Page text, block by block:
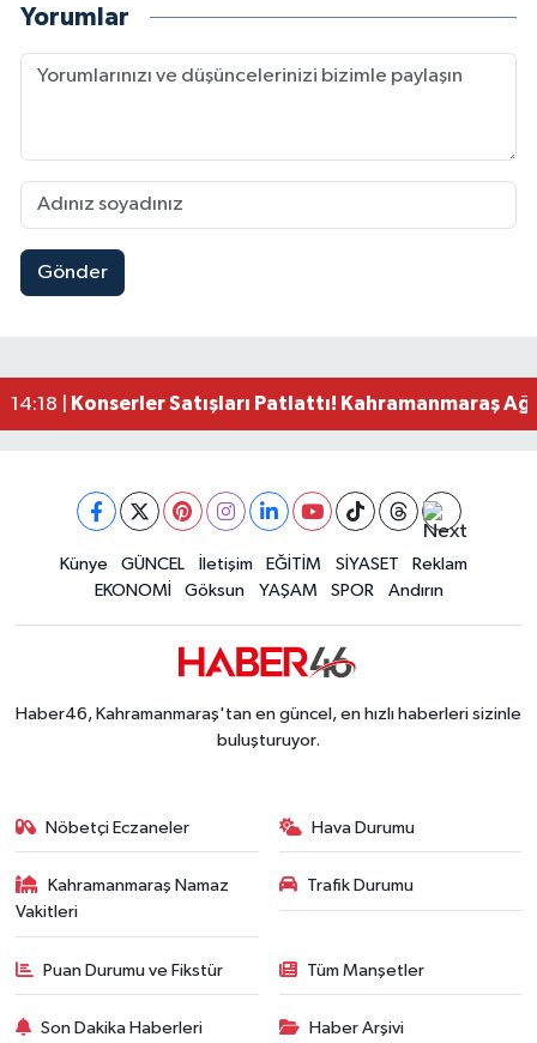
Yorumlar
Gönder
15:15 |Kahramanmaraş'ta Zehir Tacirlerine Eş Zamanlı
14:18 |
Konserler Satışları Patlattı! Kahramanmaraş
13:55 |Kahramanmaraş'ta 45 Milyon TL'lik Yatırım
Kahramanmaraş-Göksun Yolunu Kullananlar
Kahramanmaraş'ta Fabrika Alevlere Teslim Oldu!
22:09 |Kahramanmaraş'ın Tarihi Mirası İçin Ankara'da
Kahramanmaraş'ta Gazneliler Caddesi Yeni
21:05 |Kahramanmaraş'ta Acı Son! Kayıp Yaşlı Adam
Kahramanmaraş'ta İş Kazası Can Aldı: Reklam
Künye GÜNCEL İletişim EĞİTİM SİYASET
Reklam
EKONOMİ
Göksun YAŞAM SPOR Andırın
Haber46, Kahramanmaraş'tan en güncel, en hızlı haberleri sizinle
buluşturuyor.
Nöbetçi Eczaneler Hava Durumu
Kahramanmaraş Namaz
Vakitleri
Trafik Durumu
Puan Durumu ve Fikstür Tüm Manşetler
Son Dakika Haberleri Haber Arşivi